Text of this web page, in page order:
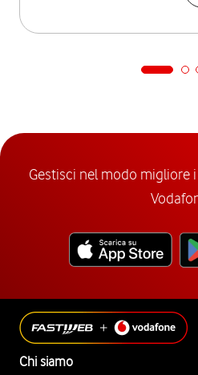
Gestisci nel modo migliore
Chi siamo